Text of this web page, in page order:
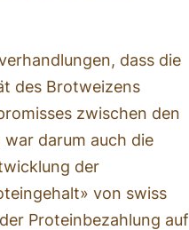
dass die
des Brotweizens
zwischen den
darum auch die
der
von swiss
Proteinbezahlung auf